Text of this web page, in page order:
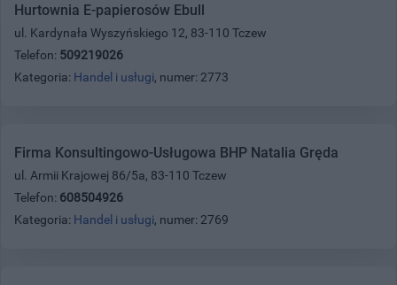
Hurtownia E-papierosów Ebull
ul. Kardynała Wyszyńskiego 12, 83-110 Tczew
Telefon: 509219026
Kategoria: Handel i usługi, numer: 2773
Firma Konsultingowo-Usługowa BHP Natalia Gręda
ul. Armii Krajowej 86/5a, 83-110 Tczew
Telefon: 608504926
Kategoria: Handel i usługi, numer: 2769